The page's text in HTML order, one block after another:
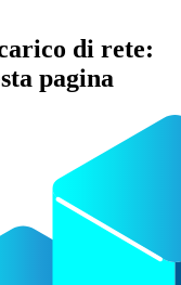
di rete:
pagina